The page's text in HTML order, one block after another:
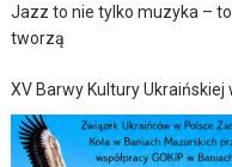
Jazz to nie tylko muzyka –
tworzą
XV Barwy Kultury